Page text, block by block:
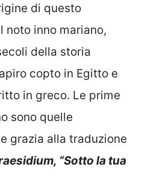
di questo
noto inno mariano,
della storia
copto in Egitto e
in greco. Le prime
sono quelle
grazia alla traduzione
“Sotto la tua